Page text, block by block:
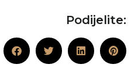
Podijelite: